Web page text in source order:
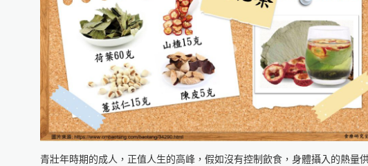
青壯年時期的成人，正值人生的高峰，假如沒有控制飲食，身體攝入的熱量